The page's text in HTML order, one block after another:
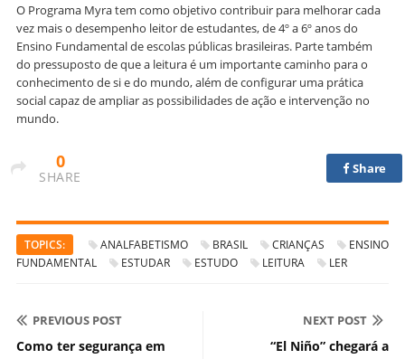
O Programa Myra tem como objetivo contribuir para melhorar cada
vez mais o desempenho leitor de estudantes, de 4º a 6º anos do
Ensino Fundamental de escolas públicas brasileiras. Parte também
do pressuposto de que a leitura é um importante caminho para o
conhecimento de si e do mundo, além de configurar uma prática
social capaz de ampliar as possibilidades de ação e intervenção no
mundo.
0
SHARE
Share
TOPICS: ANALFABETISMO BRASIL CRIANÇAS
ENSINO
FUNDAMENTAL
ESTUDAR ESTUDO LEITURA LER
PREVIOUS POST
Como ter segurança em
NEXT POST
“El Niño” chegará a